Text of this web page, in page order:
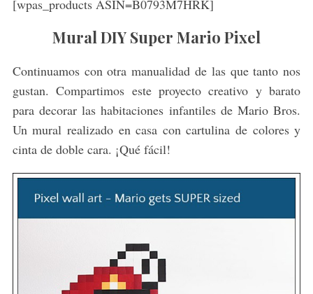
[wpas_products ASIN=B0793M7HRK]
Mural DIY Super Mario Pixel
Continuamos con otra manualidad de las que tanto nos
gustan. Compartimos este proyecto creativo y barato
para decorar las habitaciones infantiles de Mario Bros.
Un mural realizado en casa con cartulina de colores y
cinta de doble cara. ¡Qué fácil!